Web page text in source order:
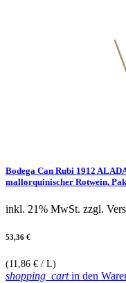
Bodega Can Rubi 1912
mallorquinischer Rotwein,
inkl. 21% MwSt. zzgl.
53,36 €
(11,86 € / L)
shopping_cartin den